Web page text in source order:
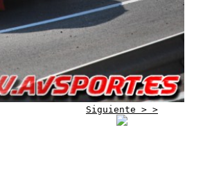
Siguiente > >